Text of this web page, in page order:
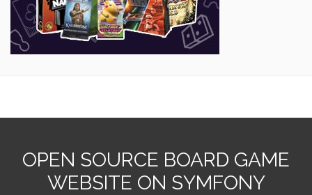
OPEN SOURCE BOARD GAME
WEBSITE ON SYMFONY